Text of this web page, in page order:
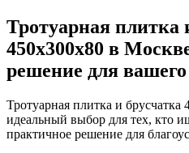
Тротуарная плитка
450x300x80 в
решение для вашего
Тротуарная плитка и
идеальный выбор для тех, кто
практичное решение для